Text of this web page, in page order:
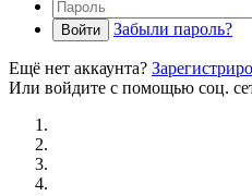
Войти Забыли пароль?
Ещё нет аккаунта?
Или войдите с помощью соц.